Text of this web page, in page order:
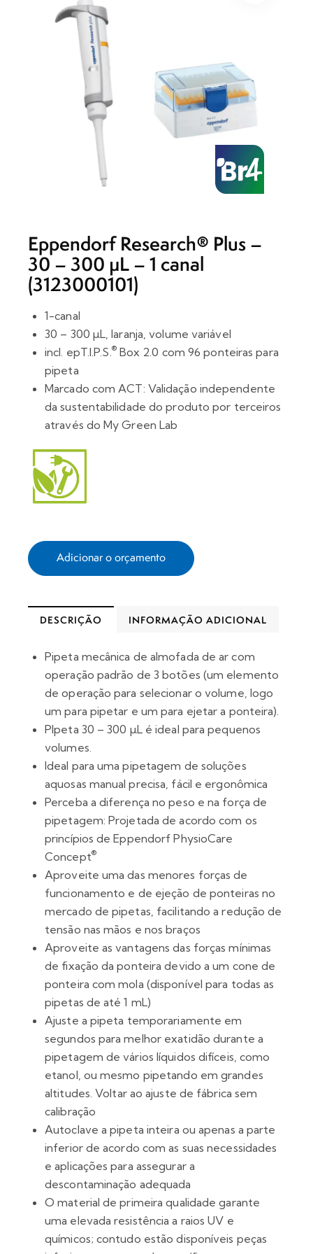
Eppendorf Research® Plus –
30 – 300 µL – 1 canal
(3123000101)
1-canal
30 – 300 µL, laranja, volume variável
incl. epT.I.P.S.®Box 2.0 com 96 ponteiras para
pipeta
Marcado com ACT: Validação independente
da sustentabilidade do produto por terceiros
através do My Green Lab
Adicionar o orçamento
DESCRIÇÃO INFORMAÇÃO ADICIONAL
Pipeta mecânica de almofada de ar com
operação padrão de 3 botões (um elemento
de operação para selecionar o volume, logo
um para pipetar e um para ejetar a ponteira).
PIpeta 30 – 300 µL é ideal para pequenos
volumes.
Ideal para uma pipetagem de soluções
aquosas manual precisa, fácil e ergonômica
Perceba a diferença no peso e na força de
pipetagem: Projetada de acordo com os
princípios de Eppendorf PhysioCare
Concept®
Aproveite uma das menores forças de
funcionamento e de ejeção de ponteiras no
mercado de pipetas, facilitando a redução de
tensão nas mãos e nos braços
Aproveite as vantagens das forças mínimas
de fixação da ponteira devido a um cone de
ponteira com mola (disponível para todas as
pipetas de até 1 mL)
Ajuste a pipeta temporariamente em
segundos para melhor exatidão durante a
pipetagem de vários líquidos difíceis, como
etanol, ou mesmo pipetando em grandes
altitudes. Voltar ao ajuste de fábrica sem
calibração
Autoclave a pipeta inteira ou apenas a parte
inferior de acordo com as suas necessidades
e aplicações para assegurar a
descontaminação adequada
O material de primeira qualidade garante
uma elevada resistência a raios UV e
químicos; contudo estão disponíveis peças